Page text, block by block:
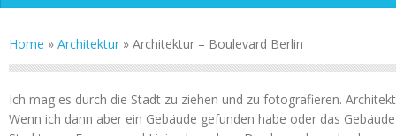
Home » Architektur » Architektur – Boulevard Berlin
Ich mag es durch die Stadt zu ziehen und zu fotografieren.
Wenn ich dann aber ein Gebäude gefunden habe oder das